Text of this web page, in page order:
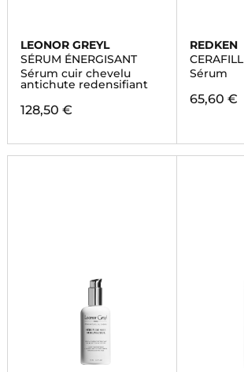
LEONOR GREYL
SÉRUM ÉNERGISANT
Sérum cuir chevelu
antichute redensifiant
128,50 €
REDKEN
CERAFILL
Sérum
65,60 €